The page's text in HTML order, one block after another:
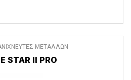
ΜΕΤΑΛΛΩΝ
STAR II PRO